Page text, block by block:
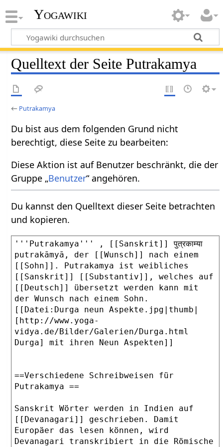
Yogawiki
Quelltext der Seite Putrakamya
← Putrakamya
Du bist aus dem folgenden Grund nicht
berechtigt, diese Seite zu bearbeiten:
Diese Aktion ist auf Benutzer beschränkt, die der
Gruppe „Benutzer“ angehören.
Du kannst den Quelltext dieser Seite betrachten
und kopieren.